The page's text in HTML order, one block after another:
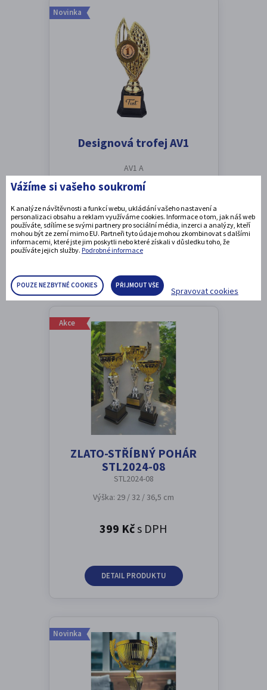
Novinka
Designová trofej AV1
AV1 A
Výška: 31 cm
589 Kčs DPH
Akce
ZLATO-STŘÍBNÝ POHÁR
STL2024-08
STL2024-08
Výška: 29 / 32 / 36,5 cm
399 Kčs DPH
DETAIL PRODUKTU
Novinka
Vážíme si vašeho soukromí
K analýze návštěvnosti a funkcí webu, ukládání vašeho nastavení a
personalizaci obsahu a reklam využíváme cookies. Informace o tom, jak náš web
používáte, sdílíme se svými partnery pro sociální média, inzerci a analýzy, kteří
mohou být ze zemí mimo EU. Partneři tyto údaje mohou zkombinovat s dalšími
informacemi, které jste jim poskytli nebo které získali v důsledku toho, že
používáte jejich služby. Podrobné informace
POUZE NEZBYTNÉ COOKIES PŘIJMOUT VŠE
Spravovat cookies